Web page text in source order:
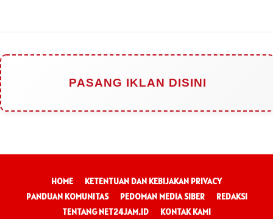
PASANG IKLAN DISINI
HOME
KETENTUAN DAN KEBIJAKAN PRIVACY
PANDUAN KOMUNITAS
PEDOMAN MEDIA SIBER
REDAKSI
TENTANG NET24JAM.ID
KONTAK KAMI